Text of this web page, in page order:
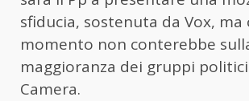
sfiducia, sostenuta da Vox, ma
momento non conterebbe
maggioranza dei gruppi
Camera.